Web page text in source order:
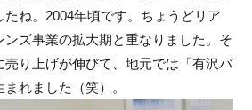
ね。2004年頃です。ちょうどリア
ンズ事業の拡大期と重なりました。そ
売り上げが伸びて、地元では「有沢バ
れました（笑）。